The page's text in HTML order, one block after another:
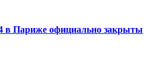
в Париже официально закрыты